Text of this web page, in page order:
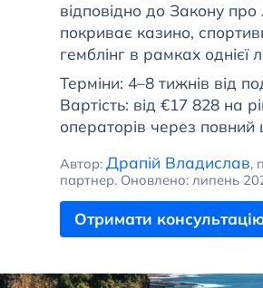
відповідно до Закону про
покриває казино,
гемблінг в рамках однієї
Терміни: 4–8 тижнів від
Вартість: від €17 828 на
операторів через повний
Автор: Драпій Владислав,
партнер. Оновлено: липень
Отримати